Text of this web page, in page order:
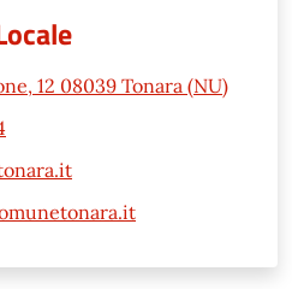
12 08039 Tonara (NU)